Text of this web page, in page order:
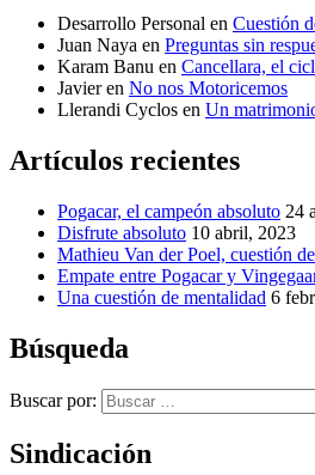
Desarrollo Personal en Cuestión
Juan Naya en Preguntas sin
Karam Banu en Cancellara, el
Javieren No nos Motoricemos
Llerandi Cyclos en Un
Artículos recientes
Pogacar, el campeón absoluto 24
Disfrute absoluto 10 abril, 2023
Mathieu Van der Poel, cuestión
Empate entre Pogacar y
Una cuestión de mentalidad 6
Búsqueda
Buscar por:
Sindicación